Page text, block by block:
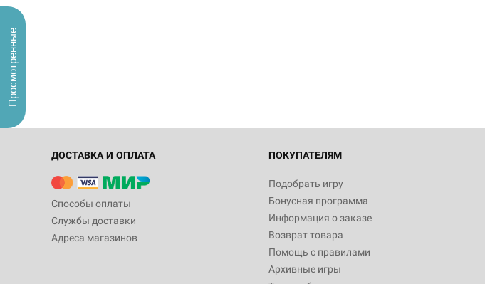
ДОСТАВКА И ОПЛАТА
Способы оплаты
Службы доставки
Адреса магазинов
ПОКУПАТЕЛЯМ
Подобрать игру
Бонусная программа
Информация о заказе
Возврат товара
Помощь с правилами
Архивные игры
Просмотренные